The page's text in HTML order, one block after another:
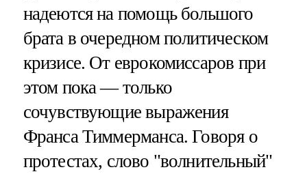
надеются на помощь большого
брата в очередном политическом
кризисе. От еврокомиссаров при
этом пока — только
сочувствующие выражения
Франса Тиммерманса. Говоря о
протестах, слово "волнительный"